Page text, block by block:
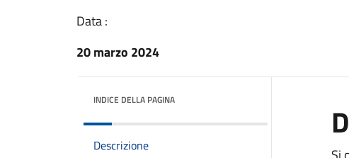
Data :
20 marzo 2024
INDICE DELLA PAGINA
Descrizione